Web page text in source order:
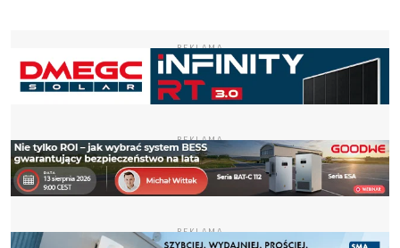
REKLAMA
REKLAMA
REKLAMA